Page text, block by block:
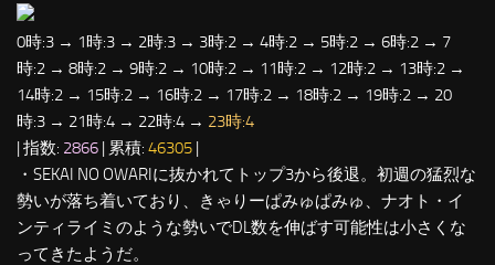
0時:3 → 1時:3 → 2時:3 → 3時:2 → 4時:2 → 5時:2 → 6時:2 → 7
時:2 → 8時:2 → 9時:2 → 10時:2 → 11時:2 → 12時:2 → 13時:2 →
14時:2 → 15時:2 → 16時:2 → 17時:2 → 18時:2 → 19時:2 → 20
時:3 → 21時:4 → 22時:4 → 23時:4
| 指数: 2866 | 累積: 46305 |
・SEKAI NO OWARIに抜かれてトップ3から後退。初週の猛烈な
勢いが落ち着いており、きゃりーぱみゅぱみゅ、ナオト・イ
ンティライミのような勢いでDL数を伸ばす可能性は小さくな
ってきたようだ。